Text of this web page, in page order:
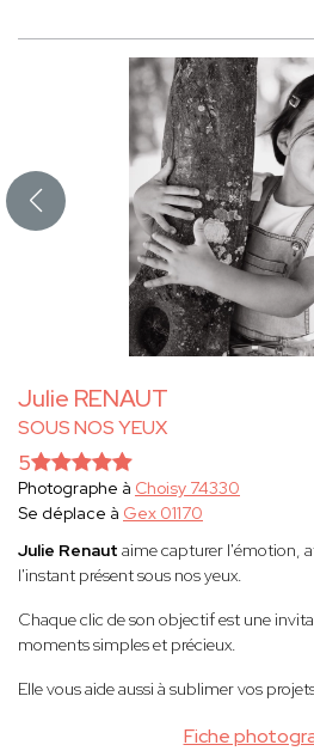
Julie RENAUT
SOUS NOS YEUX
Fiche
5
Photographe à Choisy 74330
Se déplace à Gex 01170
Julie Renaut aime capturer l'émotion,
l'instant présent sous nos yeux.
Chaque clic de son objectif est une
moments simples et précieux.
Elle vous aide aussi à sublimer vos